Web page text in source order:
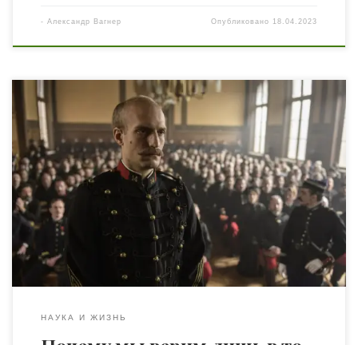
- Александр Вагнер Опубликовано 18.04.2023
В 1894 году уборщица в немецком посольстве во
Франции нашла кое-что в корзинке для мусора, и
находка повергла в хаос всю страну. Находка была
обрывками так называемого бордеро, перечня
документов, а уборщица — французской шпионкой. Она
передала бордеро командованию французской армии.
Там его прочитали и с тревогой поняли, что в […]
НАУКА И ЖИЗНЬ